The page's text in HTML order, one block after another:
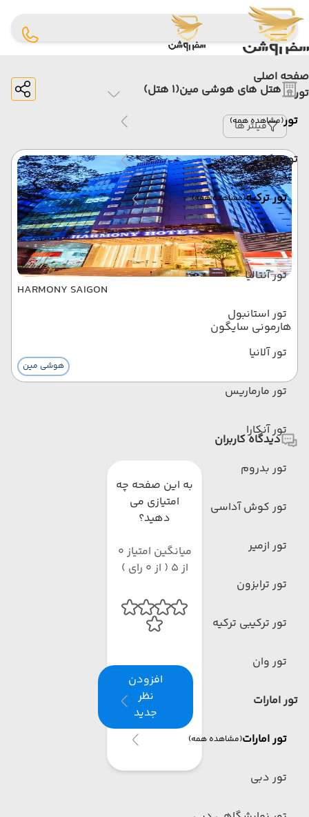
صفحه اصلی
تور
تور(مشاهده همه)
تور ترکیه
تور ترکیه(مشاهده همه)
تور فتحیه
تور آنتالیا
تور استانبول
تور آلانیا
تور مارماریس
تور آنکارا
تور بدروم
تور کوش آداسی
تور ازمیر
تور ترابزون
تور ترکیبی ترکیه
تور وان
تور امارات
تور امارات(مشاهده همه)
تور دبی
هتل های هوشی مین(1 هتل)
فیلتر ها
HARMONY SAIGON
هارمونی سایگون
هوشی مین
دیدگاه کاربران
به این صفحه چه
امتیازی می
دهید؟
میانگین امتیاز 0
از 5 ( از 0 رای )
افزودن
نظر
جدید